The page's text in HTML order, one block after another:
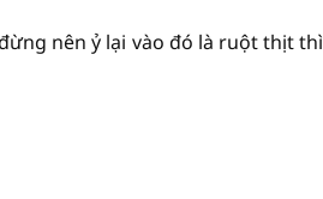
nên ỷ lại vào đó là ruột thịt thì